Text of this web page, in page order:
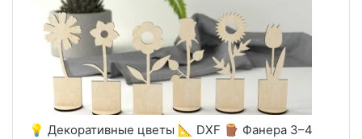
💡 Декоративные цветы 📐 DXF 🪵 Фанера 3–4